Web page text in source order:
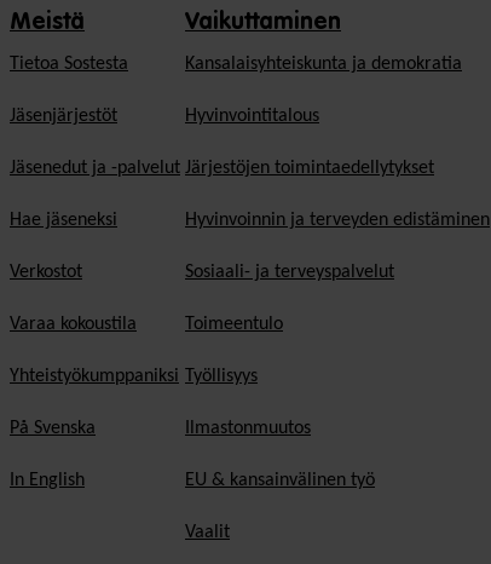
Meistä
Tietoa Sostesta
Jäsenjärjestöt
Jäsenedut ja -palvelut
Hae jäseneksi
Verkostot
Varaa kokoustila
Yhteistyökumppaniksi
På Svenska
In English
Vaikuttaminen
Kansalaisyhteiskunta ja demokratia
Hyvinvointitalous
Järjestöjen toimintaedellytykset
Hyvinvoinnin ja terveyden edistäminen
Sosiaali- ja terveyspalvelut
Toimeentulo
Työllisyys
Ilmastonmuutos
EU & kansainvälinen työ
Vaalit